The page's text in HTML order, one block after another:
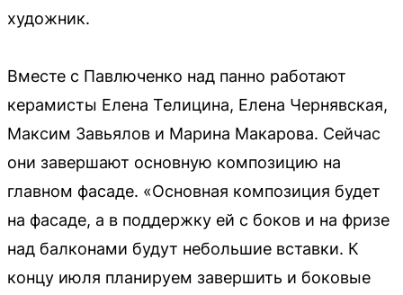
художник.
Вместе с Павлюченко над панно работают
керамисты Елена Телицина, Елена Чернявская,
Максим Завьялов и Марина Макарова. Сейчас
они завершают основную композицию на
главном фасаде. «Основная композиция будет
на фасаде, а в поддержку ей с боков и на фризе
над балконами будут небольшие вставки. К
концу июля планируем завершить и боковые